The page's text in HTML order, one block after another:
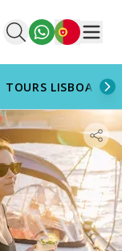
Português
TOURS LISBOA